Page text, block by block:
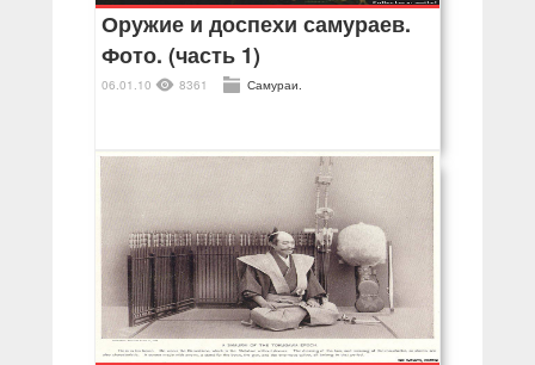
Оружие и доспехи самураев.
Фото. (часть 1)
06.01.10 8361 Самураи.